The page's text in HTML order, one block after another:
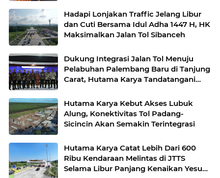
Hadapi Lonjakan Traffic Jelang Libur
dan Cuti Bersama Idul Adha 1447 H, HK
Maksimalkan Jalan Tol Sibanceh
Dukung Integrasi Jalan Tol Menuju
Pelabuhan Palembang Baru di Tanjung
Carat, Hutama Karya Tandatangani
Hutama Karya Kebut Akses Lubuk
Alung, Konektivitas Tol Padang-
Sicincin Akan Semakin Terintegrasi
Hutama Karya Catat Lebih Dari 600
Ribu Kendaraan Melintas di JTTS
Selama Libur Panjang Kenaikan Yesus